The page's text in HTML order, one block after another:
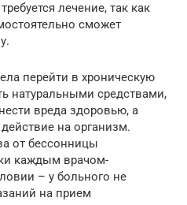
лечение, так как
сможет
перейти в хроническую
натуральными средствами,
вреда здоровью, а
на организм.
от бессонницы
каждым врачом-
– у больного не
на прием